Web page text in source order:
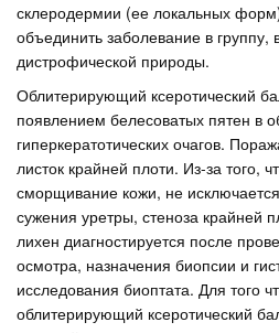
склеродермии (ее локальных
объединить заболевание в
дистрофической природы.
Облитерирующий ксеротический
появлением белесоватых пятен в
гиперкератотических очагов.
листок крайней плоти. Из-за того,
сморщивание кожи, не
сужения уретры, стеноза крайней
лихен диагностируется после
осмотра, назначения биопсии и
исследования биоптата. Для того
облитерирующий ксеротический